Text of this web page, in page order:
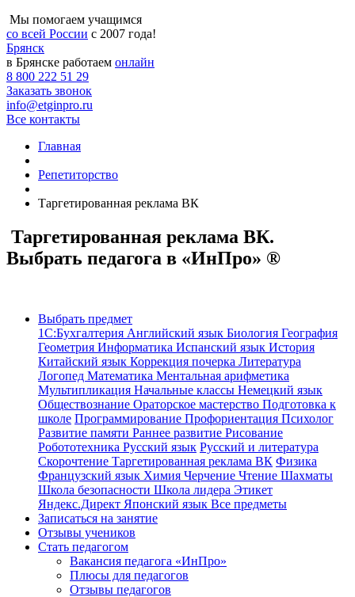
Мы помогаем учащимся
со всей России с 2007 года!
Брянск
в Брянске работаем онлайн
8 800 222 51 29
Заказать звонок
info@etginpro.ru
Все контакты
Главная
Репетиторство
Таргетированная реклама ВК
Таргетированная реклама ВК.
Выбрать педагога в «ИнПро» ®
Выбрать предмет
1С:Бухгалтерия Английский язык Биология География
Геометрия Информатика Испанский язык История
Китайский язык Коррекция почерка Литература
Логопед Математика Ментальная арифметика
Мультипликация Начальные классы Немецкий язык
Обществознание Ораторское мастерство Подготовка к
школе Программирование Профориентация Психолог
Развитие памяти Раннее развитие Рисование
Робототехника Русский язык Русский и литература
Скорочтение Таргетированная реклама ВК Физика
Французский язык Химия Черчение Чтение Шахматы
Школа безопасности Школа лидера Этикет
Яндекс.Директ Японский язык Все предметы
Записаться на занятие
Отзывы учеников
Стать педагогом
Вакансия педагога «ИнПро»
Плюсы для педагогов
Отзывы педагогов